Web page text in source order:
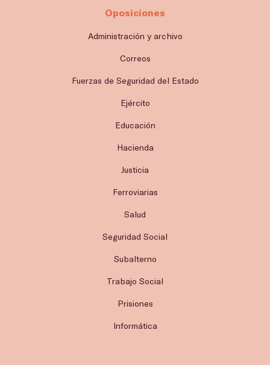
Oposiciones
Administración y archivo
Correos
Fuerzas de Seguridad del Estado
Ejército
Educación
Hacienda
Justicia
Ferroviarias
Salud
Seguridad Social
Subalterno
Trabajo Social
Prisiones
Informática